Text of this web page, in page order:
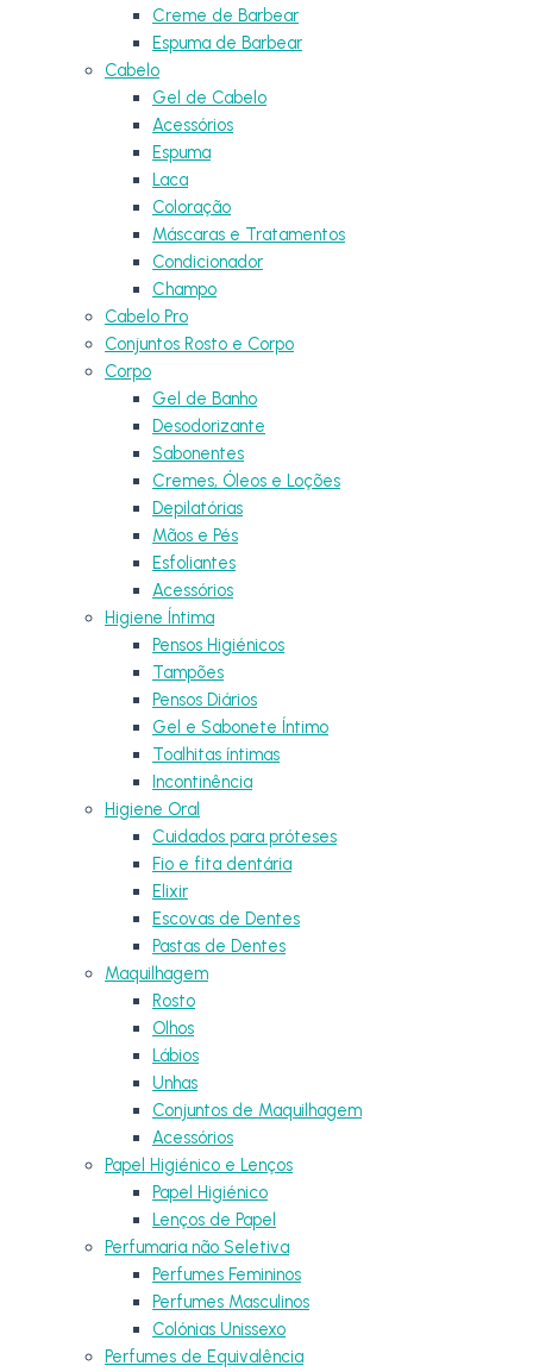
Creme de Barbear
Espuma de Barbear
Cabelo
Gel de Cabelo
Acessórios
Espuma
Laca
Coloração
Máscaras e Tratamentos
Condicionador
Champo
Cabelo Pro
Conjuntos Rosto e Corpo
Corpo
Gel de Banho
Desodorizante
Sabonentes
Cremes, Óleos e Loções
Depilatórias
Mãos e Pés
Esfoliantes
Acessórios
Higiene Íntima
Pensos Higiénicos
Tampões
Pensos Diários
Gel e Sabonete Íntimo
Toalhitas íntimas
Incontinência
Higiene Oral
Cuidados para próteses
Fio e fita dentária
Elixir
Escovas de Dentes
Pastas de Dentes
Maquilhagem
Rosto
Olhos
Lábios
Unhas
Conjuntos de Maquilhagem
Acessórios
Papel Higiénico e Lenços
Papel Higiénico
Lenços de Papel
Perfumaria não Seletiva
Perfumes Femininos
Perfumes Masculinos
Colónias Unissexo
Perfumes de Equivalência